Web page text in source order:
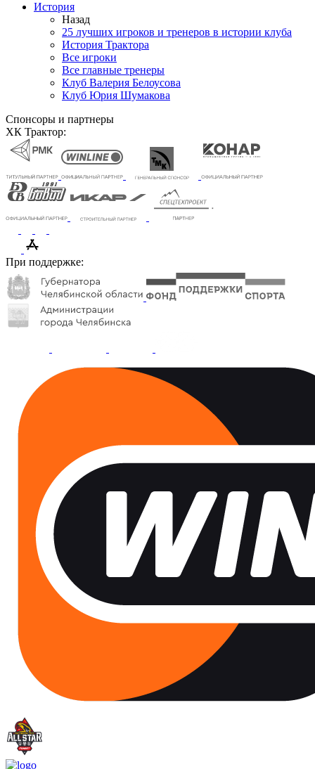
История
Назад
25 лучших игроков и тренеров в истории клуба
История Трактора
Все игроки
Все главные тренеры
Клуб Валерия Белоусова
Клуб Юрия Шумакова
Спонсоры и партнеры
ХК Трактор:
При поддержке: